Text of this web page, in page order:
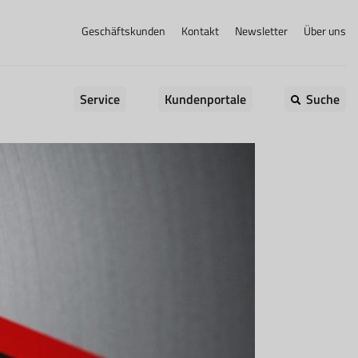
Geschäftskunden Kontakt Newsletter Über uns
Service Kundenportale Suche